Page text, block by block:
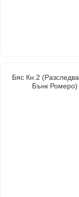
Бяс Кн.2
Бънк Ромеро)